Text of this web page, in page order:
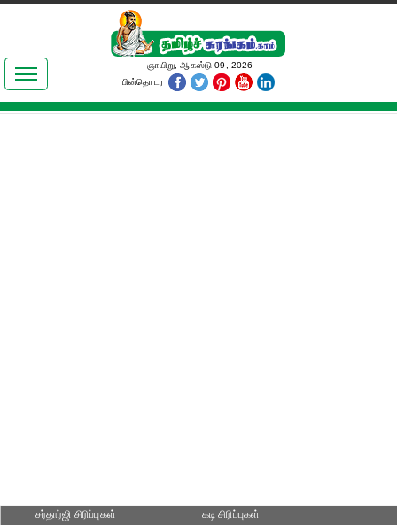
இலக்கியங்கள்
தமிழ் உலகம்
ஞாயிறு, ஆகஸ்டு 09, 2026
பின்தொடர
சர்தார்ஜி சிரிப்புகள்
கடி சிரிப்புகள்